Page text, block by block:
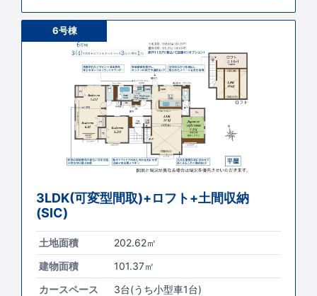
6号棟
3LDK(可変型間取)+ロフト+土間収納
(SIC)
土地面積
202.62㎡
建物面積
101.37㎡
カースペース
3台(うち小型車1台)